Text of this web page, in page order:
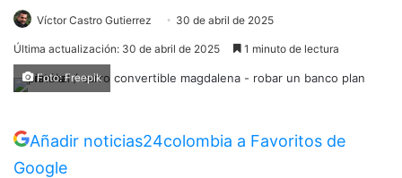
Víctor Castro Gutierrez 30 de abril de 2025
Última actualización: 30 de abril de 2025 1 minuto de lectura
Foto: Freepik
Añadir noticias24colombia a Favoritos de
Google